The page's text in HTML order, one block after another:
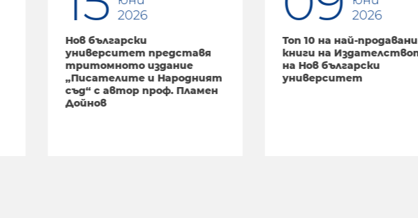
Нов български
университет представя
тритомното издание
„Писателите и Народният
съд“ с автор проф. Пламен
2026
Топ 10 на най-продаваните
книги на Издателството
на Нов български
университет